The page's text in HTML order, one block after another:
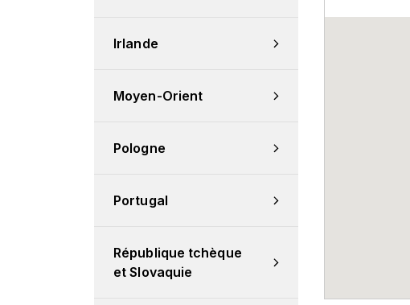
Irlande
Moyen-Orient
Pologne
Portugal
République tchèque
et Slovaquie